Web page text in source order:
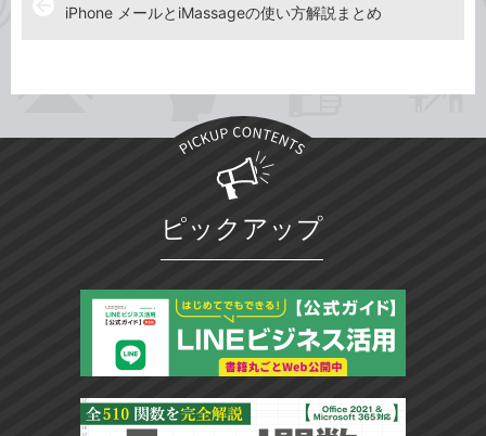
iPhone メールとiMassageの使い方解説まとめ
ピックアップ